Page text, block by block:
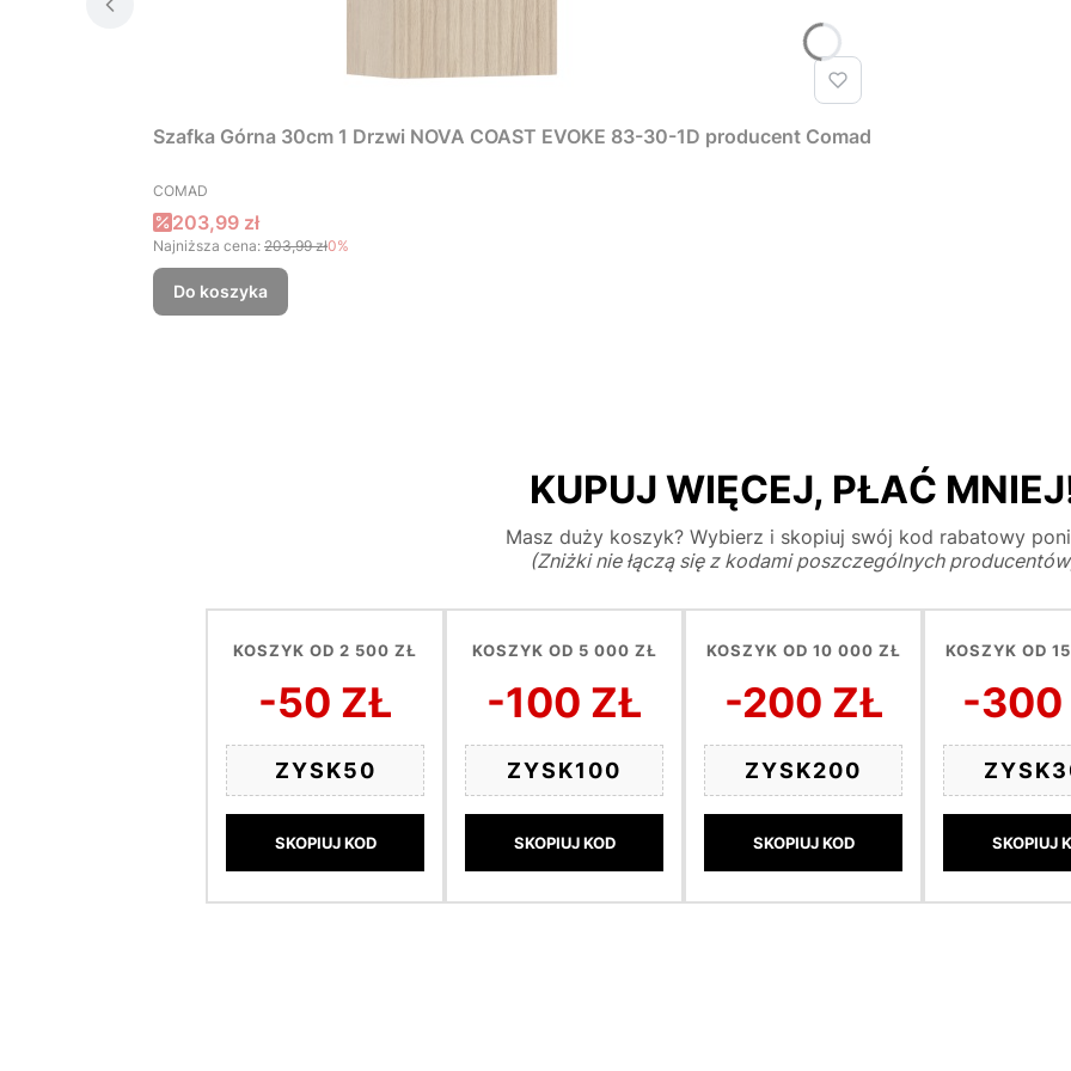
Szafka Górna 30cm 1 Drzwi NOVA COAST EVOKE 83-30-1D producent Comad
PRODUCENT
COMAD
Cena promocyjna
203,99 zł
Najniższa cena: 203,99 zł0%
Do koszyka
KUPUJ WIĘCEJ, PŁAĆ
Masz duży koszyk? Wybierz i skopiuj swój kod rabatowy
(Zniżki nie łączą się z kodami poszczególnych
KOSZYK OD 2 500 ZŁ
-50 ZŁ
ZYSK50
SKOPIUJ KOD
KOSZYK OD 5 000 ZŁ
-100 ZŁ
ZYSK100
SKOPIUJ KOD
KOSZYK OD 10 000 ZŁ
-200 ZŁ
ZYSK200
SKOPIUJ KOD
KOSZYK OD
-300
SKOPIUJ